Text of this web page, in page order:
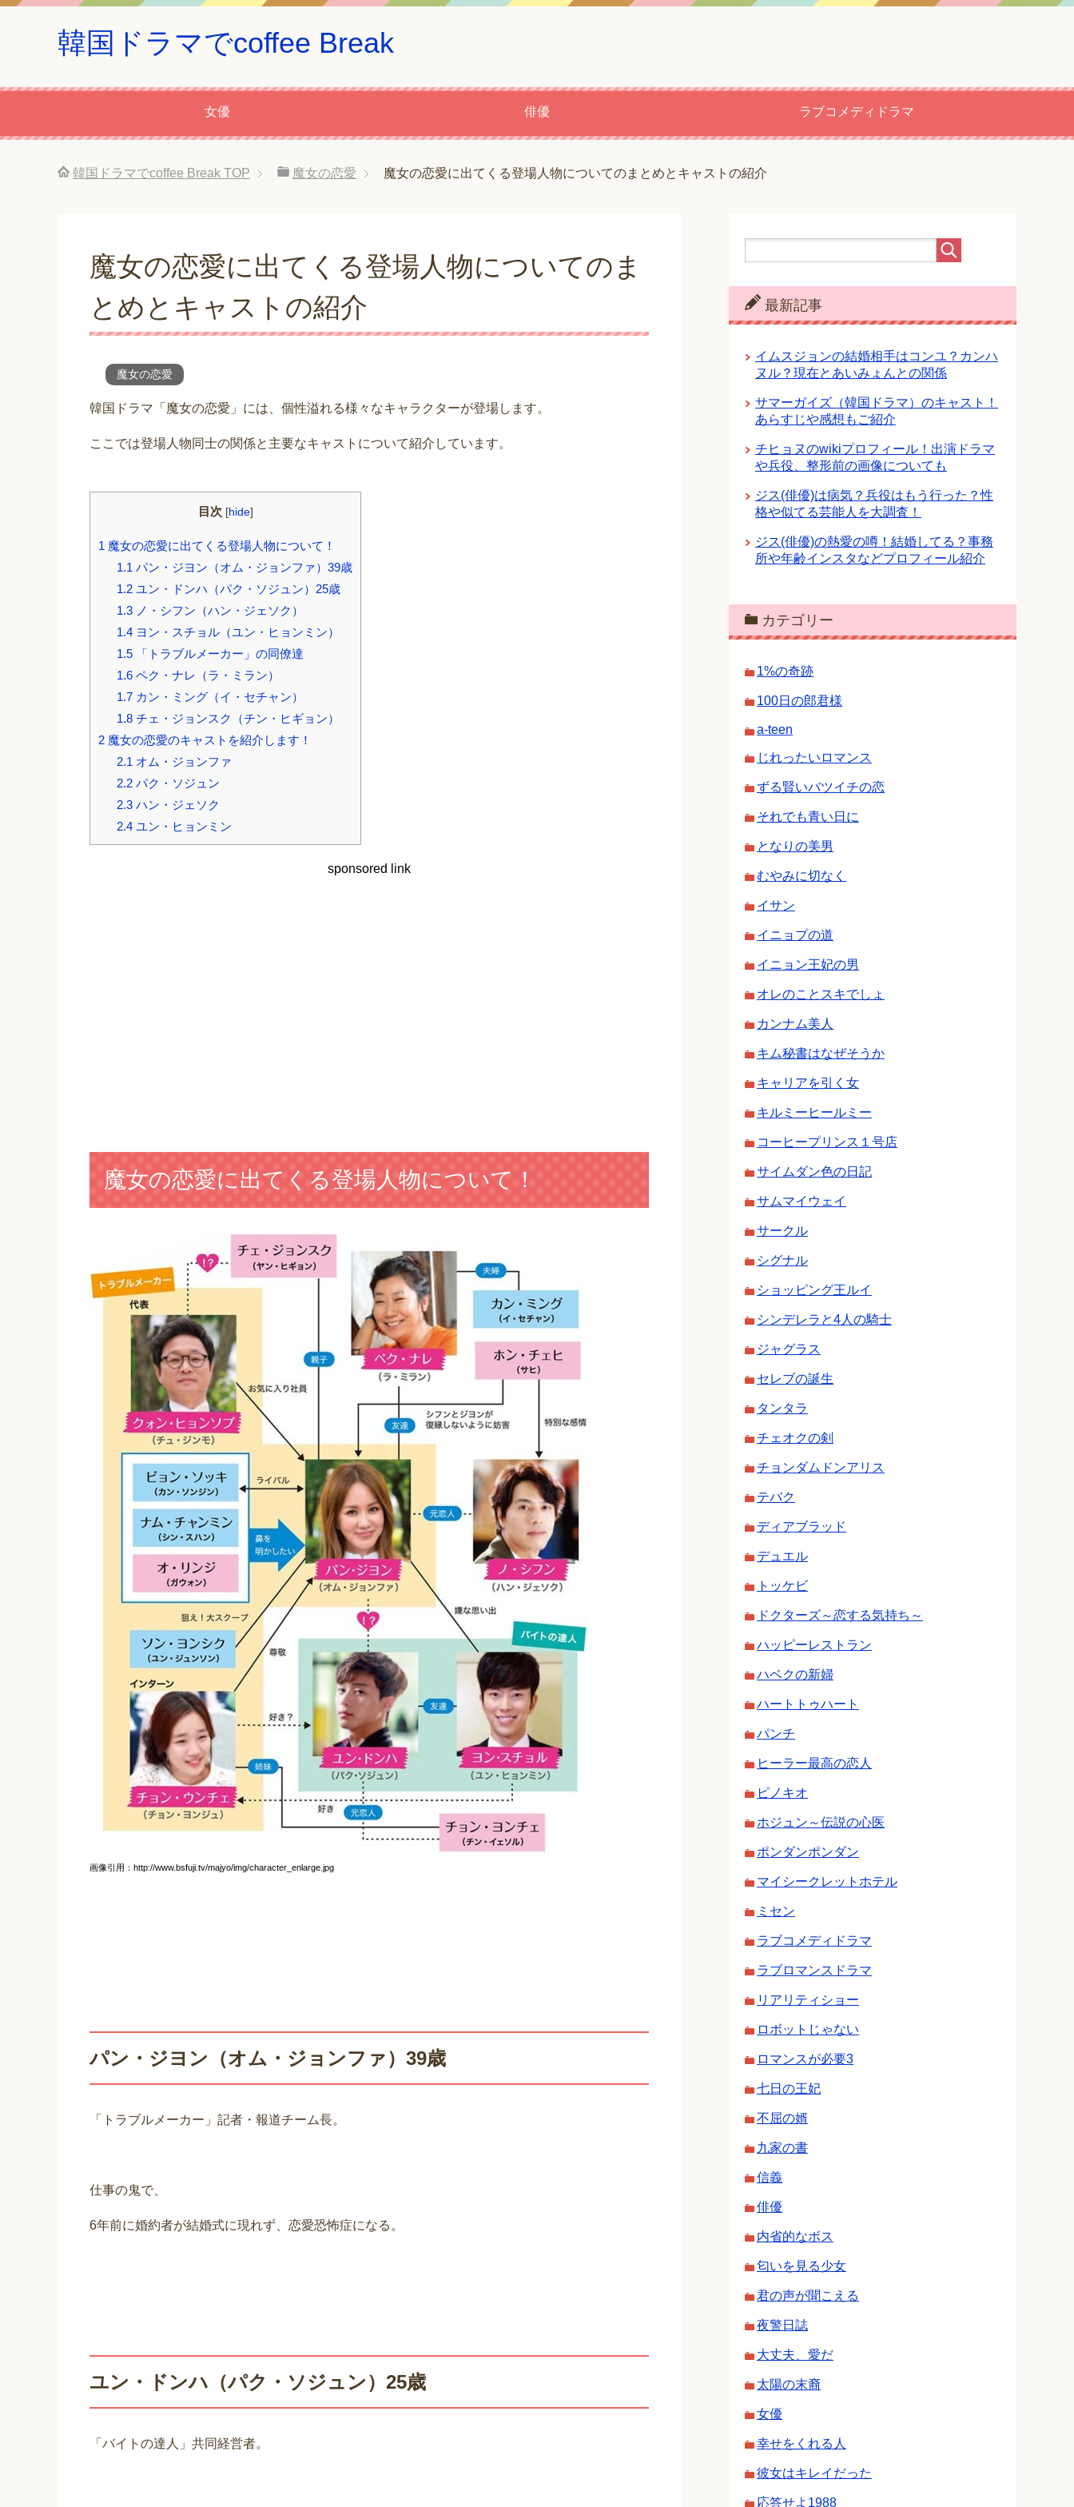
韓国ドラマでcoffee Break
女優 俳優 ラブコメディドラマ
韓国ドラマでcoffee Break TOP 魔女の恋愛 魔女の恋愛に出てくる登場人物についてのまとめとキャストの紹介
魔女の恋愛に出てくる登場人物についてのま
とめとキャストの紹介
魔女の恋愛
韓国ドラマ「魔女の恋愛」には、個性溢れる様々なキャラクターが登場します。
ここでは登場人物同士の関係と主要なキャストについて紹介しています。
目次 [hide]
1 魔女の恋愛に出てくる登場人物について！
1.1 パン・ジヨン（オム・ジョンファ）39歳
1.2ユン・ドンハ（パク・ソジュン）25歳
1.3ノ・シフン（ハン・ジェソク）
1.4ヨン・スチョル（ユン・ヒョンミン）
1.5「トラブルメーカー」の同僚達
1.6ペク・ナレ（ラ・ミラン）
1.7カン・ミング（イ・セチャン）
1.8チェ・ジョンスク（チン・ヒギョン）
2 魔女の恋愛のキャストを紹介します！
2.1 オム・ジョンファ
2.2パク・ソジュン
2.3ハン・ジェソク
2.4ユン・ヒョンミン
sponsored link
魔女の恋愛に出てくる登場人物について！
画像引用：http://www.bsfuji.tv/majyo/img/character_enlarge.jpg
パン・ジヨン（オム・ジョンファ）39歳
「トラブルメーカー」記者・報道チーム長。
仕事の鬼で、
6年前に婚約者が結婚式に現れず、恋愛恐怖症になる。
ユン・ドンハ（パク・ソジュン）25歳
「バイトの達人」共同経営者。
最新記事
イムスジョンの結婚相手はコンユ？カンハ
ヌル？現在とあいみょんとの関係
サマーガイズ（韓国ドラマ）のキャスト！
あらすじや感想もご紹介
チヒョヌのwikiプロフィール！出演ドラマ
や兵役、整形前の画像についても
ジス(俳優)は病気？兵役はもう行った？性
格や似てる芸能人を大調査！
ジス(俳優)の熱愛の噂！結婚してる？事務
所や年齢インスタなどプロフィール紹介
カテゴリー
1%の奇跡
100日の郎君様
a-teen
じれったいロマンス
ずる賢いバツイチの恋
それでも青い日に
となりの美男
むやみに切なく
イサン
イニョプの道
イニョン王妃の男
オレのことスキでしょ
カンナム美人
キム秘書はなぜそうか
キャリアを引く女
キルミーヒールミー
コーヒープリンス１号店
サイムダン色の日記
サムマイウェイ
サークル
シグナル
ショッピング王ルイ
シンデレラと4人の騎士
ジャグラス
セレブの誕生
タンタラ
チェオクの剣
チョンダムドンアリス
テバク
ディアブラッド
デュエル
トッケビ
ドクターズ～恋する気持ち～
ハッピーレストラン
ハベクの新婦
ハートトゥハート
パンチ
ヒーラー最高の恋人
ピノキオ
ホジュン～伝説の心医
ポンダンポンダン
マイシークレットホテル
ミセン
ラブコメディドラマ
ラブロマンスドラマ
リアリティショー
ロボットじゃない
ロマンスが必要3
七日の王妃
不屈の婿
九家の書
信義
俳優
内省的なボス
匂いを見る少女
君の声が聞こえる
夜警日誌
大丈夫、愛だ
太陽の末裔
女優
幸せをくれる人
彼女はキレイだった
応答せよ1988